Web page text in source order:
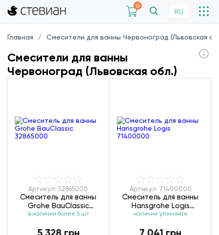
0
RU
Главная Смесители для ванны Червоноград (Львовская
Смесители для ванны
Червоноград (Львовская обл.)
Артикул: 32865000
Смеситель для ванны
Grohe BauClassic
32865000
в наличии более 5 шт
5 328 грн
Артикул: 71400000
Смеситель для ванны
Hansgrohe Logis
71400000
наличие уточняйте
7 041 грн